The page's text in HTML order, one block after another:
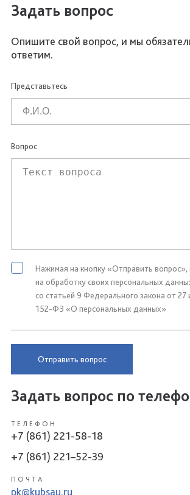
Задать вопрос
Опишите свой вопрос, и мы
ответим.
Представьтесь
Вопрос
Нажимая на кнопку «Отправить вопрос»,
на обработку своих персональных
со статьей 9 Федерального закона от
152-ФЗ «О персональных данных»
Отправить вопрос
Задать вопрос по
ТЕЛЕФОН
+7 (861) 221-58-18
+7 (861) 221–52-39
ПОЧТА
pk@kubsau.ru